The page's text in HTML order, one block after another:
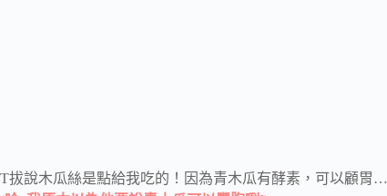
T拔說木瓜絲是點給我吃的！因為青木瓜有酵素，可以顧胃…